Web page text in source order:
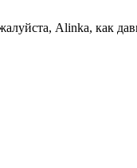
Alinka, как